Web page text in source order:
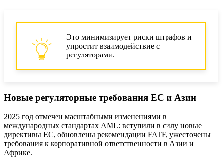
Это минимизирует риски штрафов и
упростит взаимодействие с
регуляторами.
Новые регуляторные требования ЕС и Азии
2025 год отмечен масштабными изменениями в
международных стандартах AML: вступили в силу новые
директивы ЕС, обновлены рекомендации FATF, ужесточены
требования к корпоративной ответственности в Азии и
Африке.